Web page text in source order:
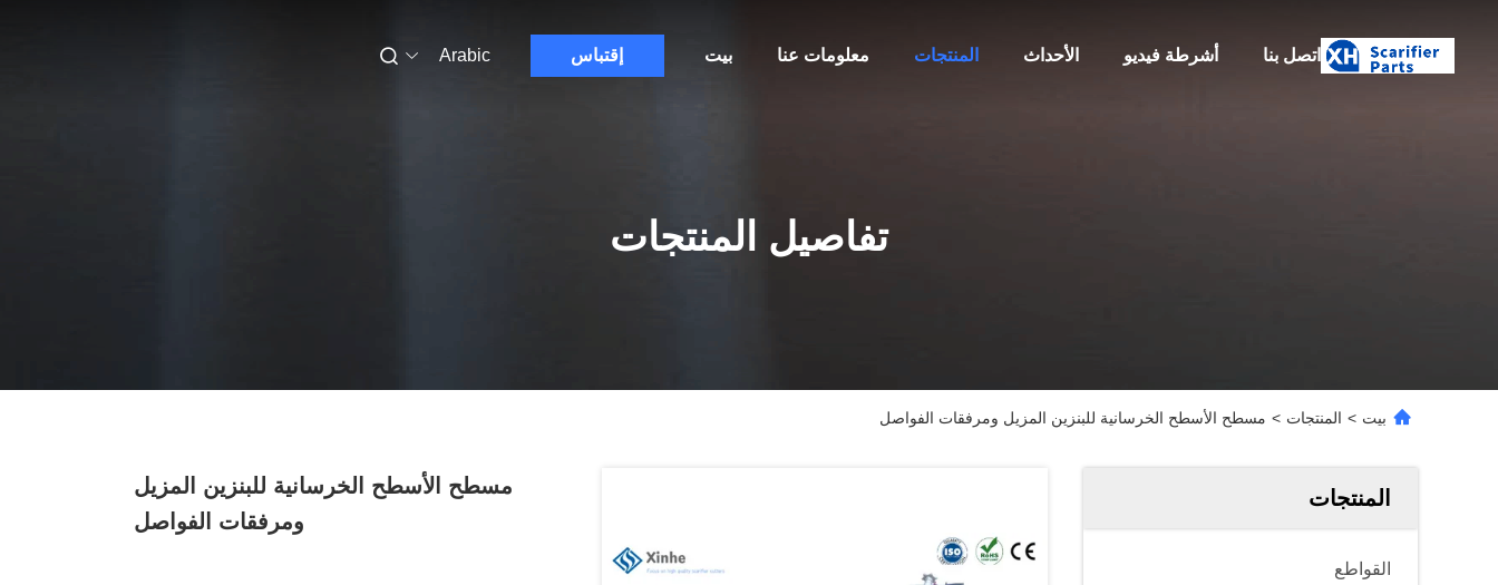
بيت معلومات عنا المنتجات الأحداث أشرطة فيديو اتصل بنا إقتباس Arabic
تفاصيل المنتجات
بيت > المنتجات > مسطح الأسطح الخرسانية للبنزين المزيل ومرفقات الفواصل
المنتجات
القواطع
مسطح الأسطح الخرسانية للبنزين المزيل
ومرفقات الفواصل